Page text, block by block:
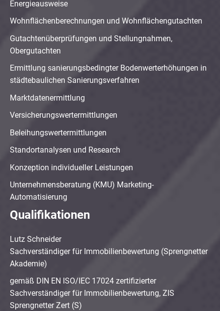
Energieausweise
Wohnflächenberechnungen und Wohnflächengutachten
Gutachtenüberprüfungen und Stellungnahmen,
Obergutachten
Ermittlung sanierungsbedingter Bodenwerterhöhungen in
städtebaulichen Sanierungsverfahren
Marktdatenermittlung
Versicherungswertermittlungen
Beleihungswertermittlungen
Standortanalysen und Research
Konzeption individueller Leistungen
Unternehmensberatung (KMU) Marketing-
Automatisierung
Qualifikationen
Lutz Schneider
Sachverständiger für Immobilienbewertung (Sprengnetter
Akademie)
gemäß DIN EN ISO/IEC 17024 zertifizierter
Sachverständiger für Immobilienbewertung, ZIS
Sprengnetter Zert (S)